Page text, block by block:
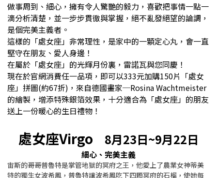
做事周到、細心，擁有令人驚艷的毅力，喜歡把事情一點一
滴分析清楚，並一步步貫徹與掌握，絕不亂發絕望的論調，
是個完美主義者。
這樣的「處女座」非常理性，是家中的一顆定心丸，會一直
堅守在朋友、愛人身邊！
在屬於 「處女座」的光輝月份裏，雷諾瓦與您同慶！
現在於官網消費任一品項，即可以333元加購150片 「處女
座」拼圖(約67折)，來自德國畫家─Rosina Wachtmeister
的繪製，增添特殊銀箔效果，十分適合為 「處女座」的朋友
送上一份暖心的生日禮物！
處女座Virgo 8月23日~9月22日
細心、完美主義
宙斯的哥哥普魯特是掌管地獄的冥府之王，他愛上了農業女神蒂美
特的獨生女波希鳳，普魯特讓波希鳳吃下四顆冥府的石榴，使她每